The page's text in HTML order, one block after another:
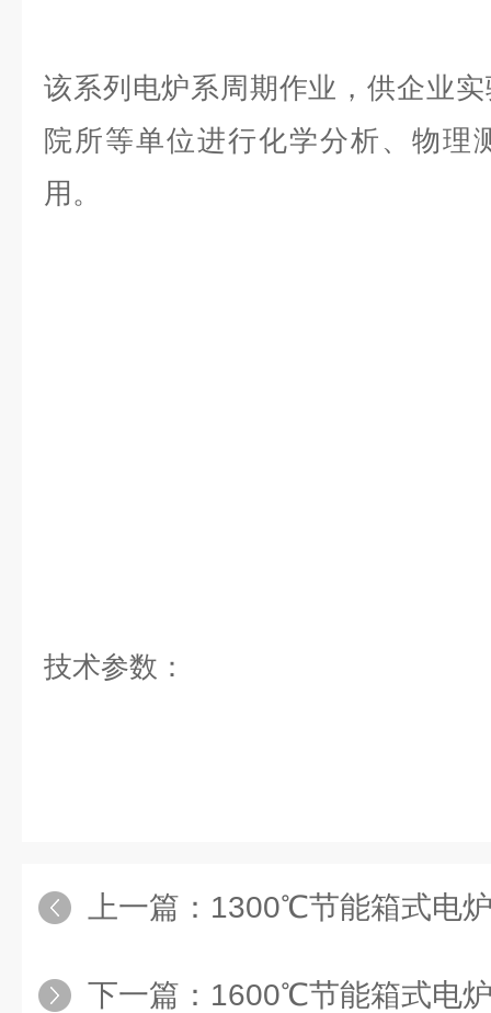
该系列电炉系周期作业，供企业
院所等单位进行化学分析、物理
用。
技术参数：
上一篇： 1300℃节能箱式电
下一篇： 1600℃节能箱式电